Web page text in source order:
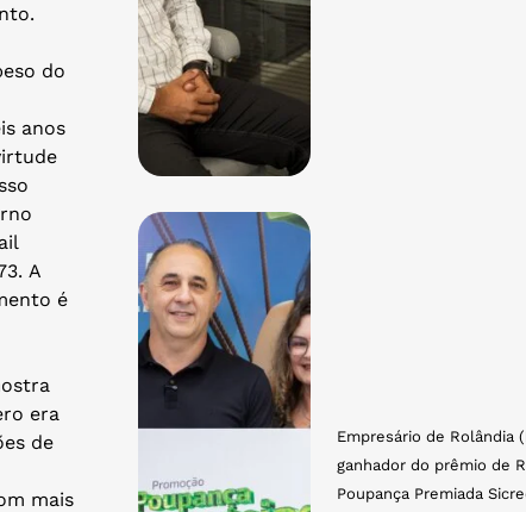
do
anos
A
é
era
de
mais
Empresário de Rolândia
ganhador do prêmio de
Poupança Premiada